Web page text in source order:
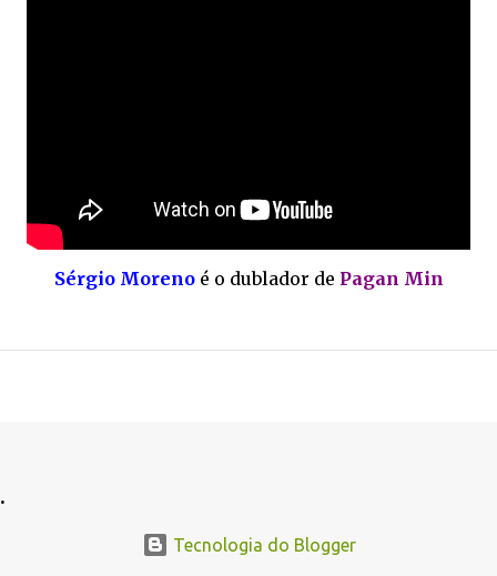
Sérgio Morenoé o dublador de Pagan Min
.
Tecnologia do Blogger